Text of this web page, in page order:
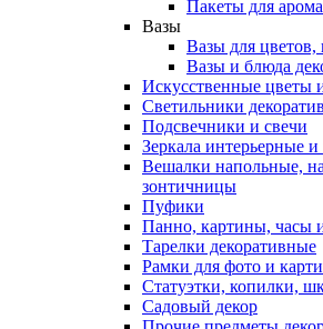
Пакеты для
Вазы
Вазы для
Вазы и блюда
Искусственные цветы
Светильники
Подсвечники и свечи
Зеркала интерьерные
Вешалки напольные,
зонтичницы
Пуфики
Панно, картины, часы
Тарелки декоративные
Рамки для фото и
Статуэтки, копилки,
Садовый декор